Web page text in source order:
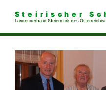
Steirischer
Landesverband Steiermark des